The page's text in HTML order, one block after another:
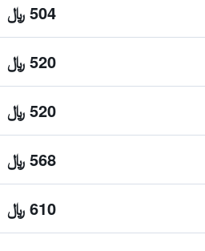
504 ﷼
520 ﷼
520 ﷼
568 ﷼
610 ﷼